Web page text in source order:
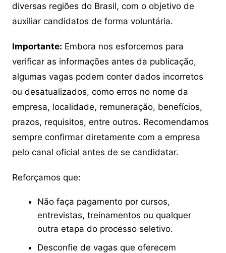
diversas regiões do Brasil, com o objetivo de
auxiliar candidatos de forma voluntária.
Importante: Embora nos esforcemos para
verificar as informações antes da publicação,
algumas vagas podem conter dados incorretos
ou desatualizados, como erros no nome da
empresa, localidade, remuneração, benefícios,
prazos, requisitos, entre outros. Recomendamos
sempre confirmar diretamente com a empresa
pelo canal oficial antes de se candidatar.
Reforçamos que:
Não faça pagamento por cursos,
entrevistas, treinamentos ou qualquer
outra etapa do processo seletivo.
Desconfie de vagas que oferecem